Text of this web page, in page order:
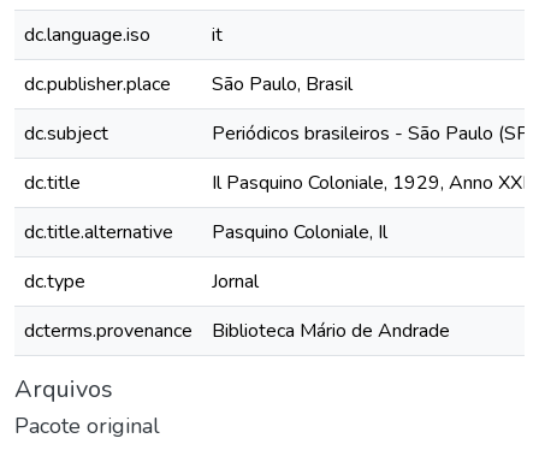
dc.language.iso
it
dc.publisher.place
São Paulo, Brasil
dc.subject
Periódicos brasileiros - São Paulo (SP)
dc.title
Il Pasquino Coloniale, 1929, Anno
dc.title.alternative
Pasquino Coloniale, Il
dc.type
Jornal
dcterms.provenance
Biblioteca Mário de Andrade
Arquivos
Pacote original